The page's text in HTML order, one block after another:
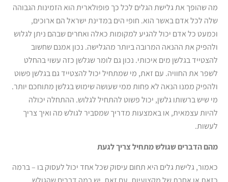
מה שהופך את גלישת הגלים לכל כך פופולארית הוא הזמינות הגבוהה
שלה לכל אדם באשר הוא. חופי הים במדינת ישראל הם ארוכים,
וכמעט כל אדם יכול להגיע למקומות כאלה ואחרים שבהם ניתן לגלוש
ולהפיק את ההנאה המרובה ביותר מהגלישה. נכון אמנם שחשוב
להצטייד בגלשן מים איכותי. נכון גם לומר שגלשן כזה עשוי בהחלט
לשפר את החוויה. עם זאת, מי שמתחיל יכול להצטייד גם בגלשן פשוט
ולהפיק ממנו הנאה לא פחות ממי שעושה שימוש בגלשן מתוחכם יותר.
מי שיש ברשותו גלשן, יכול פשוט להתחיל לגלוש. ההתחלה יכולה
להיות עצמאית, או באמצעות מדריך שמסביר לגולש מה ואיך צריך
לעשות.
מהם הדברים שגולש מתחיל צריך לגעת
כאמור, גלישת גלים היא תחום עיסוק שכל אחד יכול לעסוק בו – ברמה